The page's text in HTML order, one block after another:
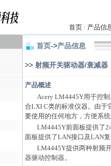
首页 | 产品信
首页->产品信息
>> 射频开关驱动器/衰减器
产品概述
Acery LM4445Y用于控
合LXI C类的标准仪器。由于
要使用的任何地方，方便系
LM4445Y前面板提供了
面板提供了LAN接口及LAN
LM4445Y提供两种射频
器驱动控制器。